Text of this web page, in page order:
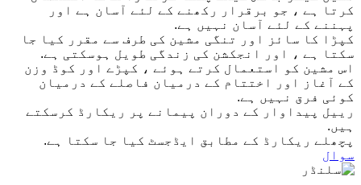
کرتا ہے ، جو برقرار رکھنے کے لئے آسان ہے اور
پہننے کے لئے آسان نہیں ہے.
کپڑا کا سائز اور تنگی مشین کی طرف سے مقرر کیا جا
سکتا ہے ، اور انجکشن کی زندگی طویل ہوسکتی ہے.
اس مشین کو استعمال کرتے ہوئے ، کپڑے اور کوڈ وزن
کے آغاز اور اختتام کے درمیان فاصلے کے درمیان
کوئی فرق نہیں ہے.
رییل پیداوار کے دوران پیمانے پر ریکارڈ کرسکتے
ہیں.
پچھلے ریکارڈ کے مطابق ایڈجسٹ کیا جا سکتا ہے.
سوال